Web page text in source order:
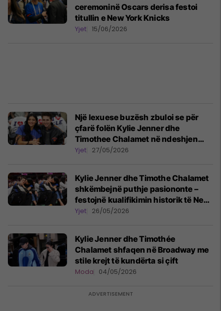
ceremoninë Oscars derisa festoi
titullin e New York Knicks
Yjet 15/06/2026
Një lexuese buzësh zbuloi se për
çfarë folën Kylie Jenner dhe
Timothee Chalamet në ndeshjen
kundër Knicks
Yjet 27/05/2026
Kylie Jenner dhe Timothe Chalamet
shkëmbejnë puthje pasiononte –
festojnë kualifikimin historik të New
York Knicks në finalet e NBA-së
Yjet 26/05/2026
Kylie Jenner dhe Timothée
Chalamet shfaqen në Broadway me
stile krejt të kundërta si çift
Moda 04/05/2026